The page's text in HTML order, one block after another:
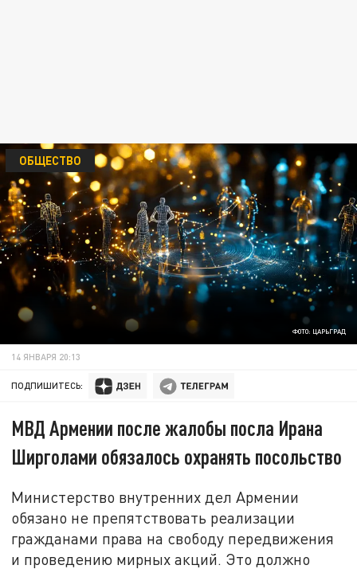
ФОТО: ЦАРЬГРАД
ОБЩЕСТВО
14 ЯНВАРЯ 20:13
ПОДПИШИТЕСЬ:
МВД Армении после жалобы посла Ирана
Ширголами обязалось охранять посольство
Министерство внутренних дел Армении
обязано не препятствовать реализации
гражданами права на свободу передвижения
и проведению мирных акций. Это должно